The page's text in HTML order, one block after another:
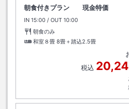
朝食付きプラン 現金特価
IN チェックイン
15:00 / OUT チェックアウト
10:00
朝食のみ
和室８畳 8畳＋踏込2.5畳
税込